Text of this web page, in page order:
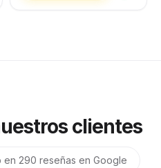
clientes
en 290 reseñas en Google